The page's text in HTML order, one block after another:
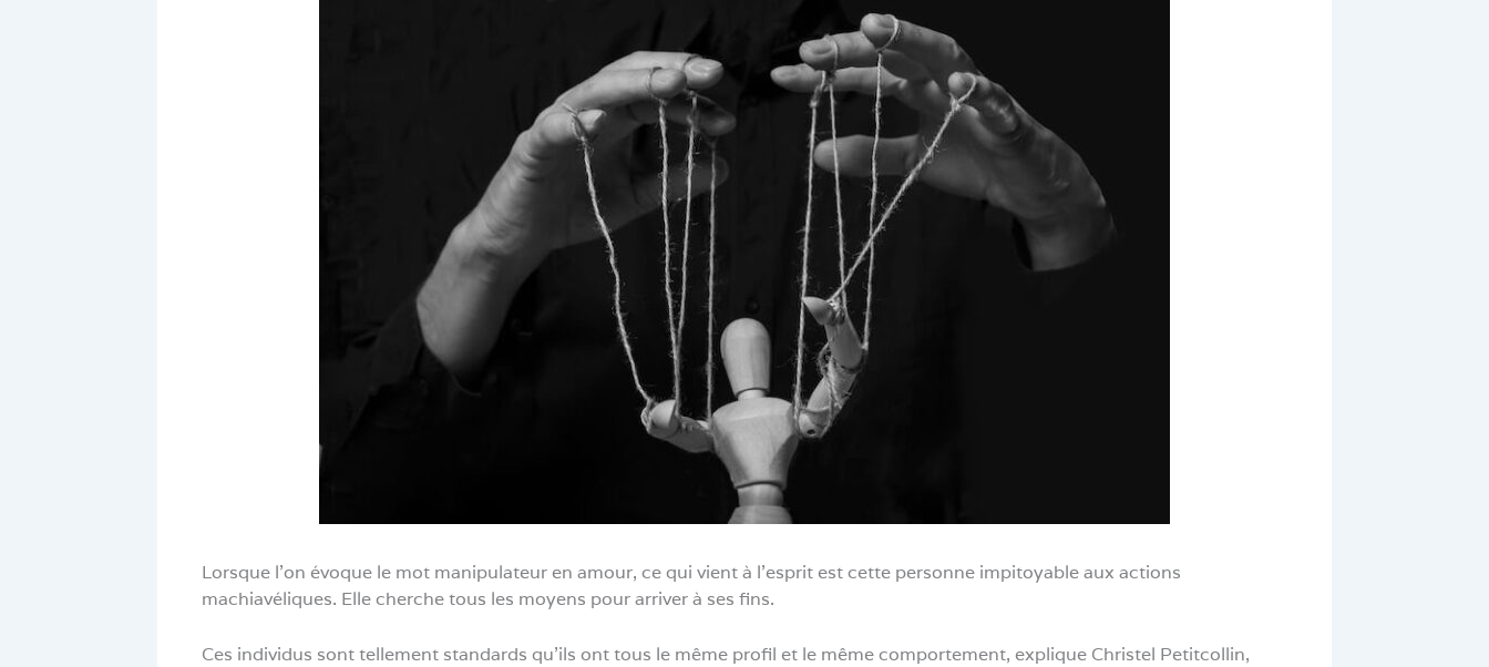
Lorsque l’on évoque le mot manipulateur en amour, ce qui vient à l’esprit est cette personne impitoyable aux actions
machiavéliques. Elle cherche tous les moyens pour arriver à ses fins.
Ces individus sont tellement standards qu’ils ont tous le même profil et le même comportement, explique Christel Petitcollin,